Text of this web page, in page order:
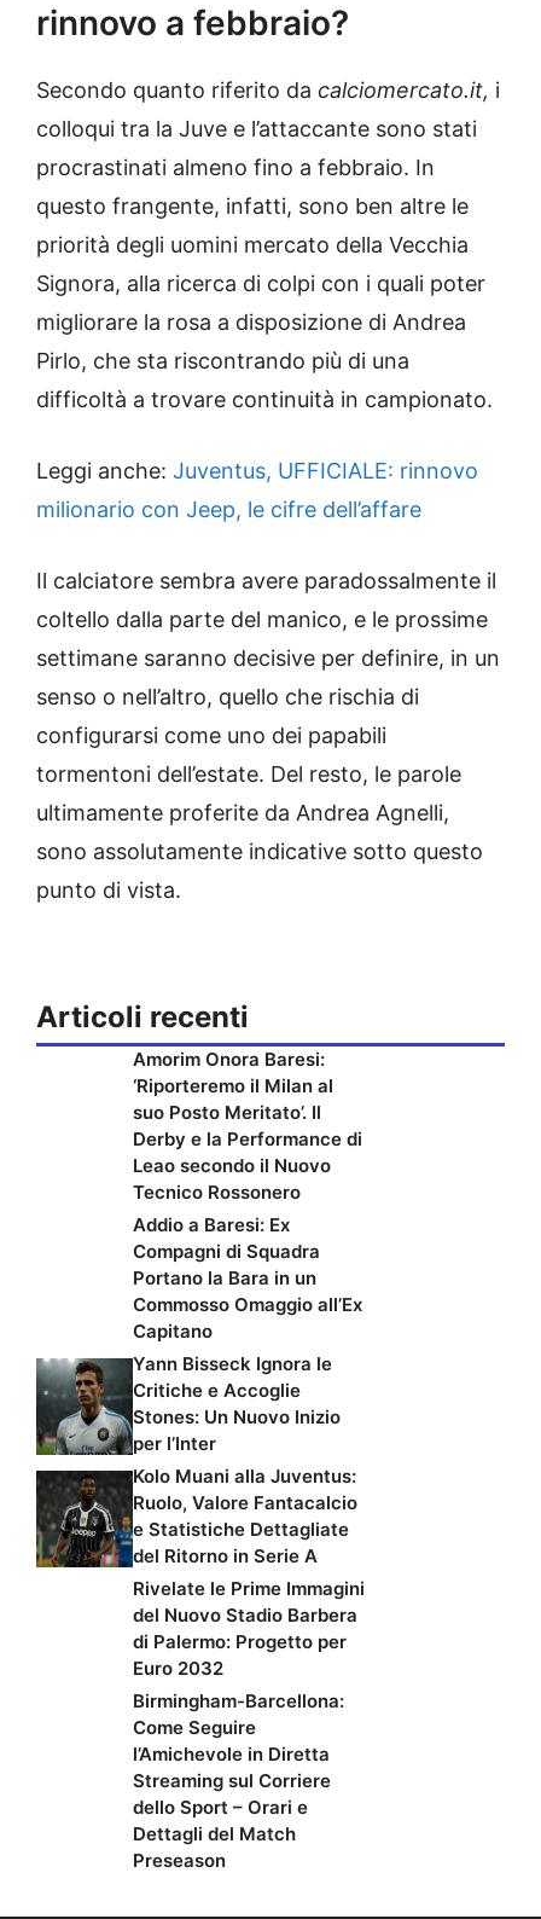
rinnovo a febbraio?
Secondo quanto riferito da calciomercato.it, i
colloqui tra la Juve e l’attaccante sono stati
procrastinati almeno fino a febbraio. In
questo frangente, infatti, sono ben altre le
priorità degli uomini mercato della Vecchia
Signora, alla ricerca di colpi con i quali poter
migliorare la rosa a disposizione di Andrea
Pirlo, che sta riscontrando più di una
difficoltà a trovare continuità in campionato.
Leggi anche: Juventus, UFFICIALE: rinnovo
milionario con Jeep, le cifre dell’affare
Il calciatore sembra avere paradossalmente il
coltello dalla parte del manico, e le prossime
settimane saranno decisive per definire, in un
senso o nell’altro, quello che rischia di
configurarsi come uno dei papabili
tormentoni dell’estate. Del resto, le parole
ultimamente proferite da Andrea Agnelli,
sono assolutamente indicative sotto questo
punto di vista.
Articoli recenti
Amorim Onora Baresi:
‘Riporteremo il Milan al
suo Posto Meritato’. Il
Derby e la Performance di
Leao secondo il Nuovo
Tecnico Rossonero
Addio a Baresi: Ex
Compagni di Squadra
Portano la Bara in un
Commosso Omaggio all’Ex
Capitano
Yann Bisseck Ignora le
Critiche e Accoglie
Stones: Un Nuovo Inizio
per l’Inter
Kolo Muani alla Juventus:
Ruolo, Valore Fantacalcio
e Statistiche Dettagliate
del Ritorno in Serie A
Rivelate le Prime Immagini
del Nuovo Stadio Barbera
di Palermo: Progetto per
Euro 2032
Birmingham-Barcellona:
Come Seguire
l’Amichevole in Diretta
Streaming sul Corriere
dello Sport – Orari e
Dettagli del Match
Preseason